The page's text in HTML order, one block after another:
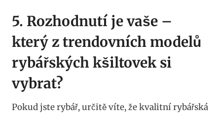
5. Rozhodnutí je vaše –
který z trendovních modelů
rybářských ⁣kšiltovek si
vybrat?
Pokud jste rybář,​ určitě víte, že kvalitní rybářská